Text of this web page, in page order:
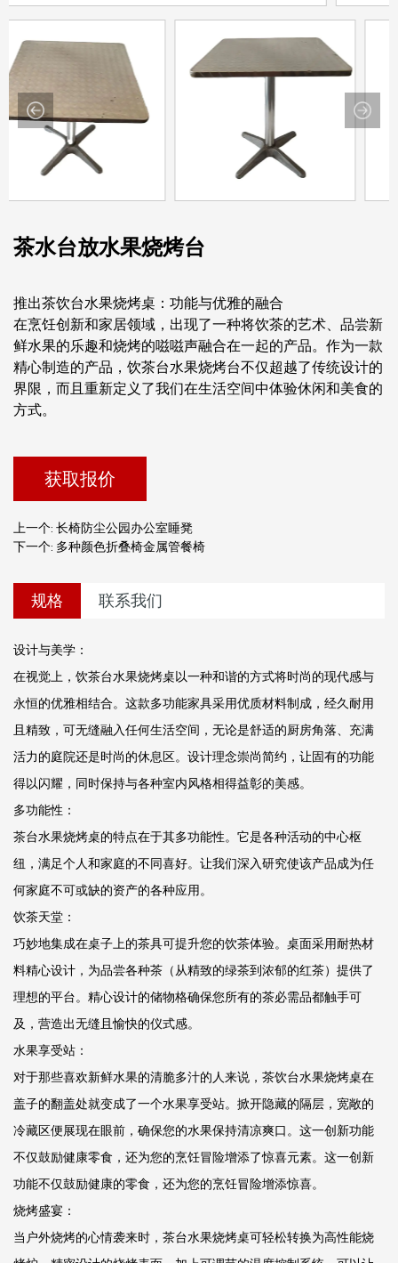
茶水台放水果烧烤台
推出茶饮台水果烧烤桌：功能与优雅的融合
在烹饪创新和家居领域，出现了一种将饮茶的艺术、品尝新
鲜水果的乐趣和烧烤的嗞嗞声融合在一起的产品。作为一款
精心制造的产品，饮茶台水果烧烤台不仅超越了传统设计的
界限，而且重新定义了我们在生活空间中体验休闲和美食的
方式。
获取报价
上一个: 长椅防尘公园办公室睡凳
下一个: 多种颜色折叠椅金属管餐椅
规格 联系我们
设计与美学：
在视觉上，饮茶台水果烧烤桌以一种和谐的方式将时尚的现代感与
永恒的优雅相结合。这款多功能家具采用优质材料制成，经久耐用
且精致，可无缝融入任何生活空间，无论是舒适的厨房角落、充满
活力的庭院还是时尚的休息区。设计理念崇尚简约，让固有的功能
得以闪耀，同时保持与各种室内风格相得益彰的美感。
多功能性：
茶台水果烧烤桌的特点在于其多功能性。它是各种活动的中心枢
纽，满足个人和家庭的不同喜好。让我们深入研究使该产品成为任
何家庭不可或缺的资产的各种应用。
饮茶天堂：
巧妙地集成在桌子上的茶具可提升您的饮茶体验。桌面采用耐热材
料精心设计，为品尝各种茶（从精致的绿茶到浓郁的红茶）提供了
理想的平台。精心设计的储物格确保您所有的茶必需品都触手可
及，营造出无缝且愉快的仪式感。
水果享受站：
对于那些喜欢新鲜水果的清脆多汁的人来说，茶饮台水果烧烤桌在
盖子的翻盖处就变成了一个水果享受站。掀开隐藏的隔层，宽敞的
冷藏区便展现在眼前，确保您的水果保持清凉爽口。这一创新功能
不仅鼓励健康零食，还为您的烹饪冒险增添了惊喜元素。这一创新
功能不仅鼓励健康的零食，还为您的烹饪冒险增添惊喜。
烧烤盛宴：
当户外烧烤的心情袭来时，茶台水果烧烤桌可轻松转换为高性能烧